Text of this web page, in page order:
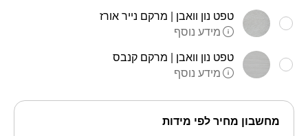
טפט נון וואבן | מרקם נייר אורז
מידע נוסף
טפט נון וואבן | מרקם קנבס
מידע נוסף
מחשבון מחיר לפי מידות